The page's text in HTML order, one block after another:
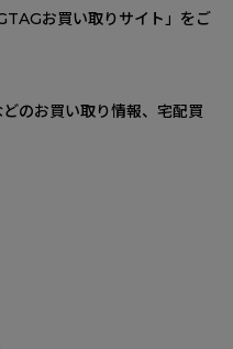
お買い取りサイト」をご
のお買い取り情報、宅配買